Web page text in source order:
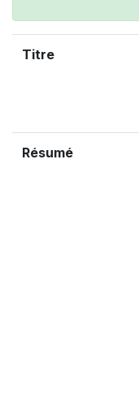
Titre
Résumé